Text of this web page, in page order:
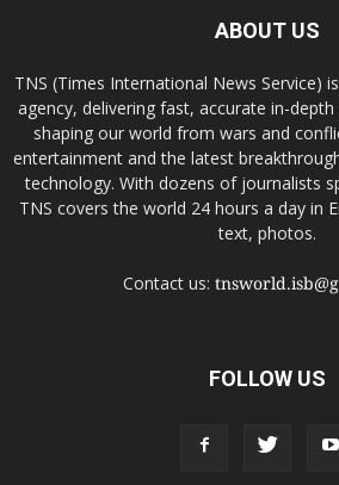
ABOUT US
TNS (Times International News Service)
agency, delivering fast, accurate in-
shaping our world from wars and
entertainment and the latest
technology. With dozens of journalists
TNS covers the world 24 hours a day in
text, photos.
Contact us:
FOLLOW US